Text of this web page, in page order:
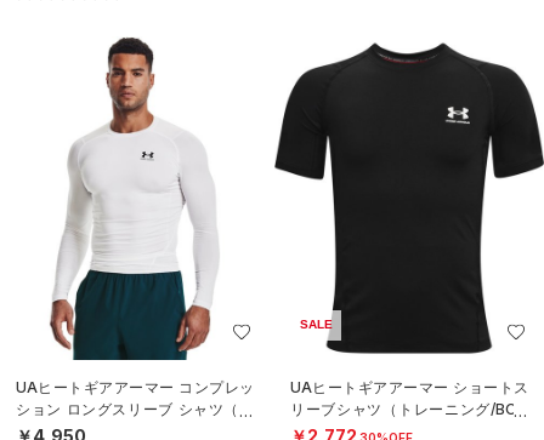
UAヒートギアアーマー コンプレッ
ション ロングスリーブ シャツ（ト
レーニング/MEN）
￥4,950
SALE
UAヒートギアアーマー ショートス
リーブシャツ（トレーニング/BOY
S）
￥2,772 30%OFF